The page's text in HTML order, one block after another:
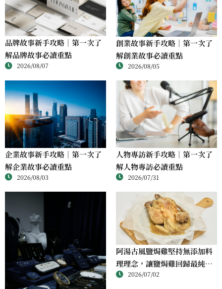
品牌故事新手攻略｜第一次了
解品牌故事必讀重點
2026/08/07
創業故事新手攻略｜第一次了
解創業故事必讀重點
2026/08/05
企業故事新手攻略｜第一次了
解企業故事必讀重點
2026/08/03
人物專訪新手攻略｜第一次了
解人物專訪必讀重點
2026/07/31
阿湯古風鹽焗雞堅持無添加料
理理念，讓鹽焗雞回歸最純粹
的風味2026/07/02